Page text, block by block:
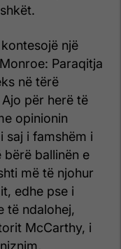
një
Paraqitja
në tërë
për herë të
opinionin
saj i famshëm i
ballinën e
më të njohur
edhe pse i
të ndalohej,
McCarthy, i